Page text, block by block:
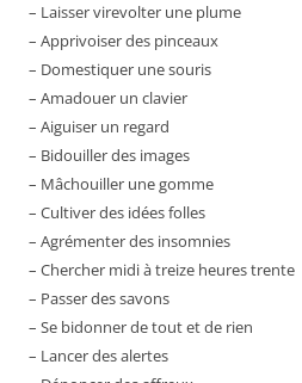
– Laisser virevolter une plume
– Apprivoiser des pinceaux
– Domestiquer une souris
– Amadouer un clavier
– Aiguiser un regard
– Bidouiller des images
– Mâchouiller une gomme
– Cultiver des idées folles
– Agrémenter des insomnies
– Chercher midi à treize heures trente
– Passer des savons
– Se bidonner de tout et de rien
– Lancer des alertes